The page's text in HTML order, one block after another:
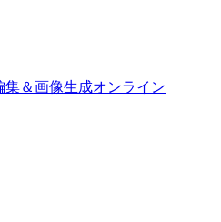
集＆画像生成オンライン